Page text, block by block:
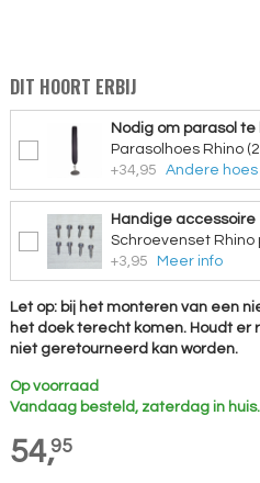
DIT HOORT ERBIJ
Nodig om parasol
Parasolhoes Rhino
+34,95
Andere
Handige accessoire
Schroevenset Rhino
+3,95
Meer info
Let op: bij het monteren van een
het doek terecht komen. Houdt er
niet geretourneerd kan worden.
Op voorraad
Vandaag besteld, zaterdag in huis.
54,95